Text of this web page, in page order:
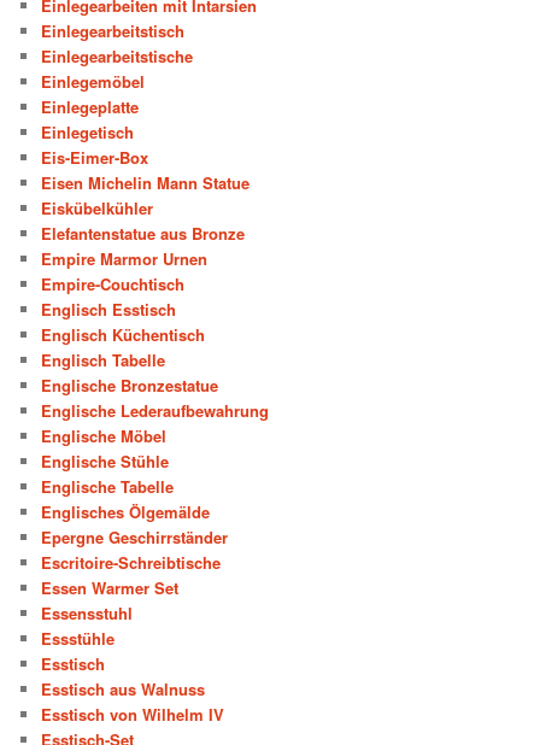
Einlegearbeiten mit Intarsien
Einlegearbeitstisch
Einlegearbeitstische
Einlegemöbel
Einlegeplatte
Einlegetisch
Eis-Eimer-Box
Eisen Michelin Mann Statue
Eiskübelkühler
Elefantenstatue aus Bronze
Empire Marmor Urnen
Empire-Couchtisch
Englisch Esstisch
Englisch Küchentisch
Englisch Tabelle
Englische Bronzestatue
Englische Lederaufbewahrung
Englische Möbel
Englische Stühle
Englische Tabelle
Englisches Ölgemälde
Epergne Geschirrständer
Escritoire-Schreibtische
Essen Warmer Set
Essensstuhl
Essstühle
Esstisch
Esstisch aus Walnuss
Esstisch von Wilhelm IV
Esstisch-Set